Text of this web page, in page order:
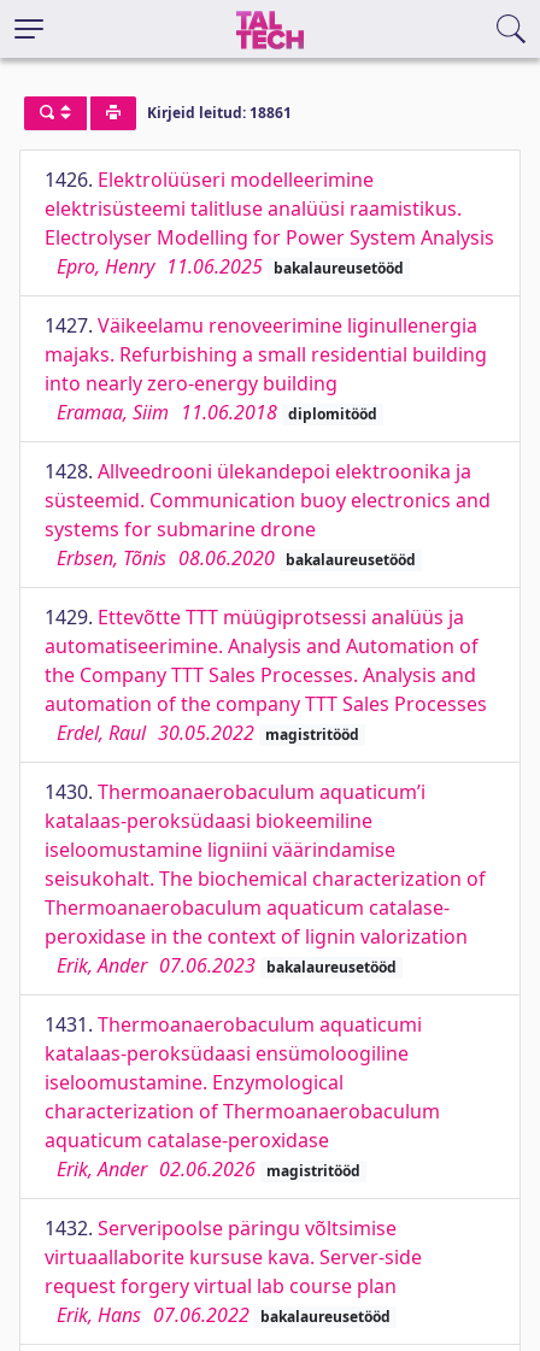
Kirjeid leitud: 18861
1426. Elektrolüüseri modelleerimine
elektrisüsteemi talitluse analüüsi raamistikus.
Electrolyser Modelling for Power System Analysis
Epro, Henry 11.06.2025 bakalaureusetööd
1427. Väikeelamu renoveerimine liginullenergia
majaks. Refurbishing a small residential building
into nearly zero-energy building
Eramaa, Siim 11.06.2018 diplomitööd
1428. Allveedrooni ülekandepoi elektroonika ja
süsteemid. Communication buoy electronics and
systems for submarine drone
Erbsen, Tõnis 08.06.2020 bakalaureusetööd
1429. Ettevõtte TTT müügiprotsessi analüüs ja
automatiseerimine. Analysis and Automation of
the Company TTT Sales Processes. Analysis and
automation of the company TTT Sales Processes
Erdel, Raul 30.05.2022 magistritööd
1430. Thermoanaerobaculum aquaticum’i
katalaas-peroksüdaasi biokeemiline
iseloomustamine ligniini väärindamise
seisukohalt. The biochemical characterization of
Thermoanaerobaculum aquaticum catalase-
peroxidase in the context of lignin valorization
Erik, Ander 07.06.2023 bakalaureusetööd
1431. Thermoanaerobaculum aquaticumi
katalaas-peroksüdaasi ensümoloogiline
iseloomustamine. Enzymological
characterization of Thermoanaerobaculum
aquaticum catalase-peroxidase
Erik, Ander 02.06.2026 magistritööd
1432. Serveripoolse päringu võltsimise
virtuaallaborite kursuse kava. Server-side
request forgery virtual lab course plan
Erik, Hans 07.06.2022 bakalaureusetööd